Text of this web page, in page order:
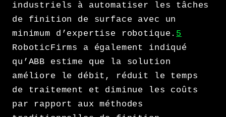
industriels à automatiser les tâches
de finition de surface avec un
minimum d’expertise robotique. 5
RoboticFirms a également indiqué
qu’ABB estime que la solution
améliore le débit, réduit le temps
de traitement et diminue les coûts
par rapport aux méthodes